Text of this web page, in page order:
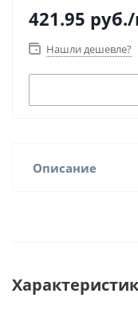
421.95 руб.
Нашли дешевле?
Описание